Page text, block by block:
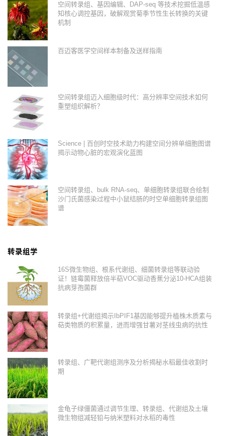
空间转录组、基因编辑、DAP-seq 等技术挖掘低温感
知核心调控基因，破解观赏菊季节性生长转换的关键
机制
百迈客医学空间样本制备及送样指南
空间转录组迈入细胞级时代：高分辨率空间技术如何
重塑组织解析？
Science | 百创时空技术助力构建空间分辨单细胞图谱
揭示动物心脏的宏观演化蓝图
空间转录组、bulk RNA-seq、单细胞转录组联合绘制
沙门氏菌感染过程中小鼠结肠的时空单细胞转录组图
谱
转录组学
16S微生物组、根系代谢组、细菌转录组等联动验
证！链霉菌释放倍半萜VOC驱动香蕉分泌10-HCA组装
抗病芽孢菌群
转录组+代谢组揭示IbPIF1基因能够提升植株木质素与
萜类物质的积累量，进而增强甘薯对茎线虫病的抗性
转录组、广靶代谢组测序及分析揭秘水稻最佳收割时
期
金龟子绿僵菌通过调节生理、转录组、代谢组及土壤
微生物组减轻铅与纳米塑料对水稻的毒性